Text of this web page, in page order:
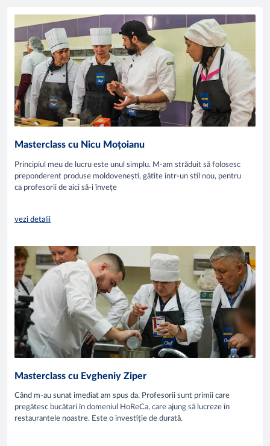
Masterclass cu Nicu Moțoianu
Principiul meu de lucru este unul simplu. M-am străduit să folosesc
preponderent produse moldovenești, gătite într-un stil nou, pentru
ca profesorii de aici să-i învețe
vezi detalii
Masterclass cu Evgheniy Ziper
Când m-au sunat imediat am spus da. Profesorii sunt primii care
pregătesc bucătari în domeniul HoReCa, care ajung să lucreze în
restaurantele noastre. Este o investiție de durată.